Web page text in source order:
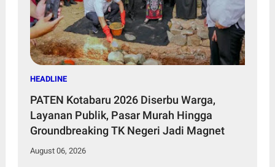
HEADLINE
PATEN Kotabaru 2026 Diserbu Warga,
Layanan Publik, Pasar Murah Hingga
Groundbreaking TK Negeri Jadi Magnet
August 06, 2026